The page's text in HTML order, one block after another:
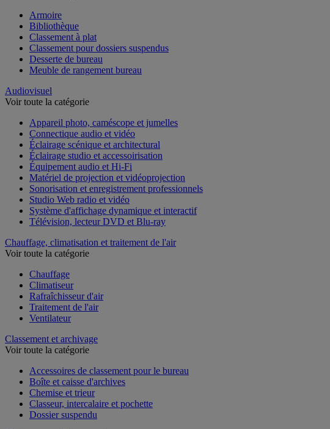
Armoire
Bibliothèque
Classement à plat
Classement pour dossiers suspendus
Desserte de bureau
Meuble de rangement bureau
Audiovisuel
Voir toute la catégorie
Appareil photo, caméscope et jumelles
Connectique audio et vidéo
Éclairage scénique et architectural
Éclairage studio et accessoirisation
Équipement audio et Hi-Fi
Matériel de projection et vidéoprojection
Sonorisation et enregistrement professionnels
Studio Web radio et vidéo
Système d'affichage dynamique et interactif
Télévision, lecteur DVD et Blu-ray
Chauffage, climatisation et traitement de l'air
Voir toute la catégorie
Chauffage
Climatiseur
Rafraîchisseur d'air
Traitement de l'air
Ventilateur
Classement et archivage
Voir toute la catégorie
Accessoires de classement pour le bureau
Boîte et caisse d'archives
Chemise et trieur
Classeur, intercalaire et pochette
Dossier suspendu